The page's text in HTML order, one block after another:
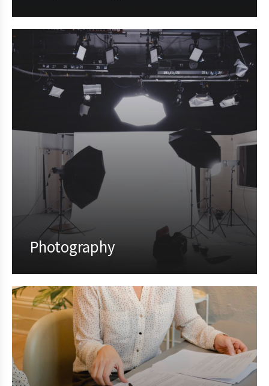
Proin feugiat pharetra nisi in viverra.
Pellentesque habitant morbi tristique
senectus
Photography
Proin feugiat pharetra nisi in viverra.
Pellentesque habitant morbi tristique
senectus